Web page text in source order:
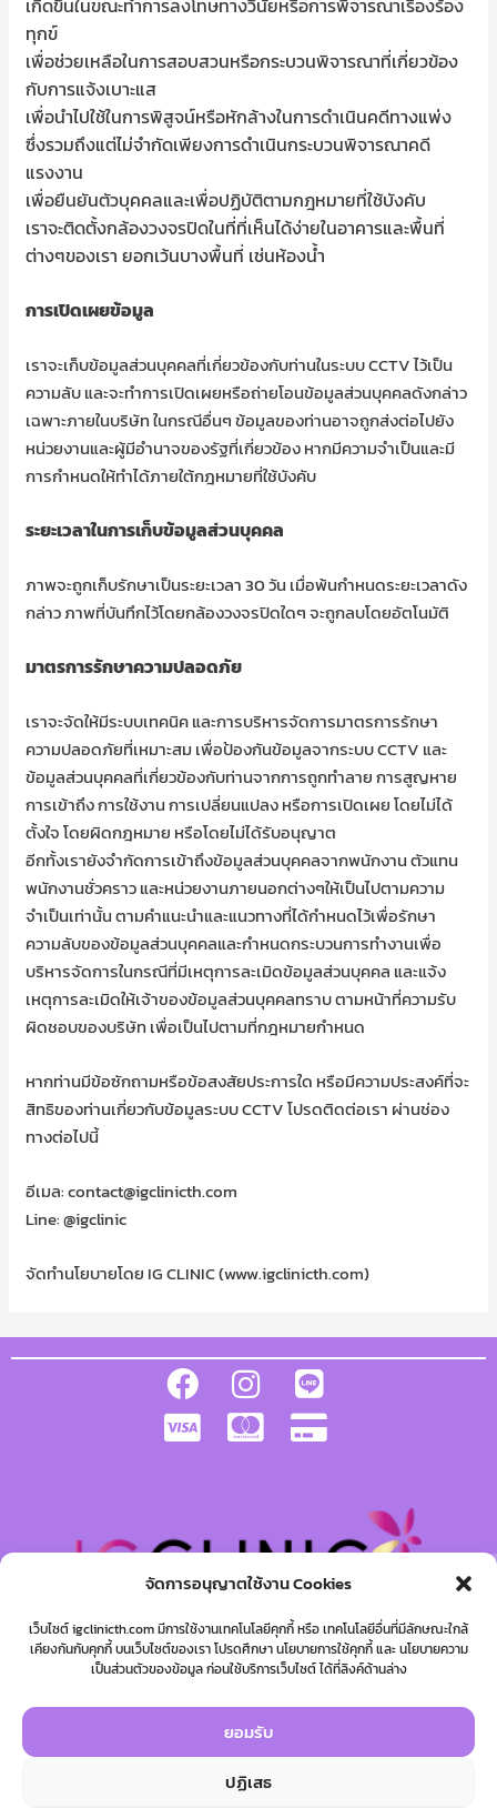
จัดการอนุญาตใช้งาน Cookies
เว็บไซต์ igclinicth.com มีการใช้งานเทคโนโลยีคุกกี้ หรือ เทคโนโลยีอื่นที่มีลักษณะใกล้
เคียงกันกับคุกกี้ บนเว็บไซต์ของเรา โปรดศึกษา นโยบายการใช้คุกกี้ และ นโยบายความ
เป็นส่วนตัวของข้อมูล ก่อนใช้บริการเว็บไซต์ ได้ที่ลิงค์ด้านล่าง
ยอมรับ
ปฏิเสธ
เกิดขึ้นในขณะทำการลงโทษทางวินัยหรือการพิจารณาเรื่องร้อง
ทุกข์
เพื่อช่วยเหลือในการสอบสวนหรือกระบวนพิจารณาที่เกี่ยวข้อง
กับการแจ้งเบาะแส
เพื่อนำไปใช้ในการพิสูจน์หรือหักล้างในการดำเนินคดีทางแพ่ง
ซึ่งรวมถึงแต่ไม่จำกัดเพียงการดำเนินกระบวนพิจารณาคดี
แรงงาน
เพื่อยืนยันตัวบุคคลและเพื่อปฏิบัติตามกฎหมายที่ใช้บังคับ
เราจะติดตั้งกล้องวงจรปิดในที่ที่เห็นได้ง่ายในอาคารและพื้นที่
ต่างๆของเรา ยอกเว้นบางพื้นที่ เช่นห้องน้ำ
การเปิดเผยข้อมูล
เราจะเก็บข้อมูลส่วนบุคคลที่เกี่ยวข้องกับท่านในระบบ CCTV ไว้เป็น
ความลับ และจะทำการเปิดเผยหรือถ่ายโอนข้อมูลส่วนบุคคลดังกล่าว
เฉพาะภายในบริษัท ในกรณีอื่นๆ ข้อมูลของท่านอาจถูกส่งต่อไปยัง
หน่วยงานและผู้มีอำนาจของรัฐที่เกี่ยวข้อง หากมีความจำเป็นและมี
การกำหนดให้ทำได้ภายใต้กฎหมายที่ใช้บังคับ
ระยะเวลาในการเก็บข้อมูลส่วนบุคคล
ภาพจะถูกเก็บรักษาเป็นระยะเวลา 30 วัน เมื่อพ้นกำหนดระยะเวลาดัง
กล่าว ภาพที่บันทึกไว้โดยกล้องวงจรปิดใดๆ จะถูกลบโดยอัตโนมัติ
มาตรการรักษาความปลอดภัย
เราจะจัดให้มีระบบเทคนิค และการบริหารจัดการมาตรการรักษา
ความปลอดภัยที่เหมาะสม เพื่อป้องกันข้อมูลจากระบบ CCTV และ
ข้อมูลส่วนบุคคลที่เกี่ยวข้องกับท่านจากการถูกทำลาย การสูญหาย
การเข้าถึง การใช้งาน การเปลี่ยนแปลง หรือการเปิดเผย โดยไม่ได้
ตั้งใจ โดยผิดกฎหมาย หรือโดยไม่ได้รับอนุญาต
อีกทั้งเรายังจำกัดการเข้าถึงข้อมูลส่วนบุคคลจากพนักงาน ตัวแทน
พนักงานชั่วคราว และหน่วยงานภายนอกต่างๆให้เป็นไปตามความ
จำเป็นเท่านั้น ตามคำแนะนำและแนวทางที่ได้กำหนดไว้เพื่อรักษา
ความลับของข้อมูลส่วนบุคคลและกำหนดกระบวนการทำงานเพื่อ
บริหารจัดการในกรณีที่มีเหตุการละเมิดข้อมูลส่วนบุคคล และแจ้ง
เหตุการละเมิดให้เจ้าของข้อมูลส่วนบุคคลทราบ ตามหน้าที่ความรับ
ผิดชอบของบริษัท เพื่อเป็นไปตามที่กฎหมายกำหนด
หากท่านมีข้อซักถามหรือข้อสงสัยประการใด หรือมีความประสงค์ที่จะ
สิทธิของท่านเกี่ยวกับข้อมูลระบบ CCTV โปรดติดต่อเรา ผ่านช่อง
ทางต่อไปนี้
อีเมล: contact@igclinicth.com
Line: @igclinic
จัดทำนโยบายโดย IG CLINIC (www.igclinicth.com)
Copyright © 2026 ไอจีคลินิก IGCLINIC
โปรโมชั่น